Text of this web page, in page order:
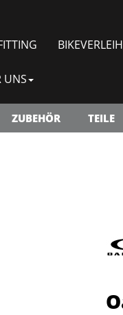
BIKEVERLEIH
UNS
ZUBEHÖR TEILE